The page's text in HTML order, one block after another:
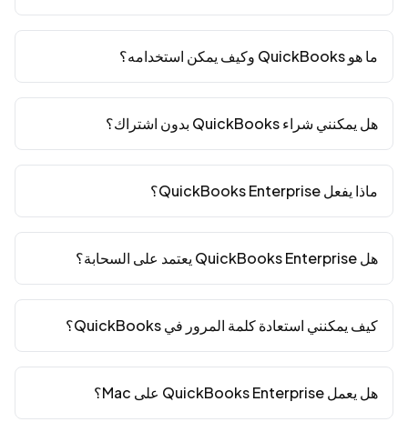
ما هو QuickBooks وكيف يمكن استخدامه؟
هل يمكنني شراء QuickBooks بدون اشتراك؟
ماذا يفعل QuickBooks Enterprise؟
هل QuickBooks Enterprise يعتمد على السحابة؟
كيف يمكنني استعادة كلمة المرور في QuickBooks؟
هل يعمل QuickBooks Enterprise على Mac؟